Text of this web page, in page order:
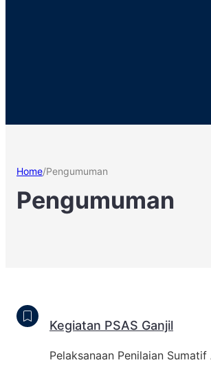
Home/Pengumuman
Pengumuman
Kegiatan PSAS Ganjil
Pelaksanaan Penilaian